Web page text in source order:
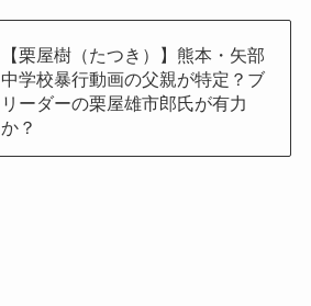
【栗屋樹（たつき）】熊本・矢部
中学校暴行動画の父親が特定？ブ
リーダーの栗屋雄市郎氏が有力
か？